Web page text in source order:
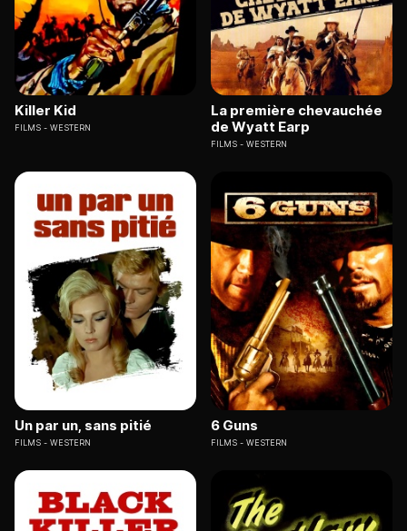
Killer Kid
FILMS WESTERN
La première chevauchée
de Wyatt Earp
FILMS WESTERN
Un par un, sans pitié
FILMS WESTERN
6 Guns
FILMS WESTERN